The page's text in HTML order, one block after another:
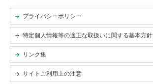
プライバシーポリシー
特定個人情報等の適正な取扱いに関する基本方針
リンク集
サイトご利用上の注意